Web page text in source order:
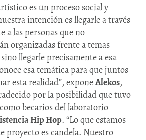
es un proceso social y
intención es llegarle a través
a las personas que no
organizadas frente a temas
llegarle precisamente a esa
esa temática para que juntos
esta realidad”, exponeAlekos,
por la posibilidad que tuvo
becarios del laboratorio
Hip Hop. “Lo que estamos
proyecto es candela. Nuestro